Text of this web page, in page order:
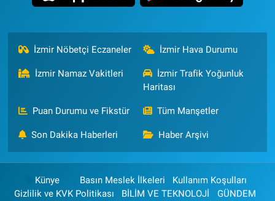
İzmir Nöbetçi Eczaneler İzmir Hava Durumu
İzmir Namaz Vakitleri
İzmir Trafik Yoğunluk
Haritası
Puan Durumu ve Fikstür Tüm Manşetler
Son Dakika Haberleri Haber Arşivi
Künye Basın Meslek İlkeleri
Kullanım Koşulları
Gizlilik ve KVK Politikası
BİLİM VE TEKNOLOJİ GÜNDEM